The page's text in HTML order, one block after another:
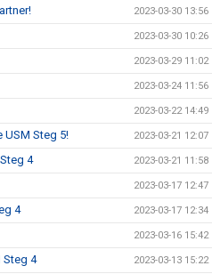
2023-03-30 13:56
2023-03-30 10:26
2023-03-29 11:02
2023-03-24 11:56
2023-03-22 14:49
Steg 5! 2023-03-21 12:07
4 2023-03-21 11:58
2023-03-17 12:47
4 2023-03-17 12:34
2023-03-16 15:42
Steg 4 2023-03-13 15:22